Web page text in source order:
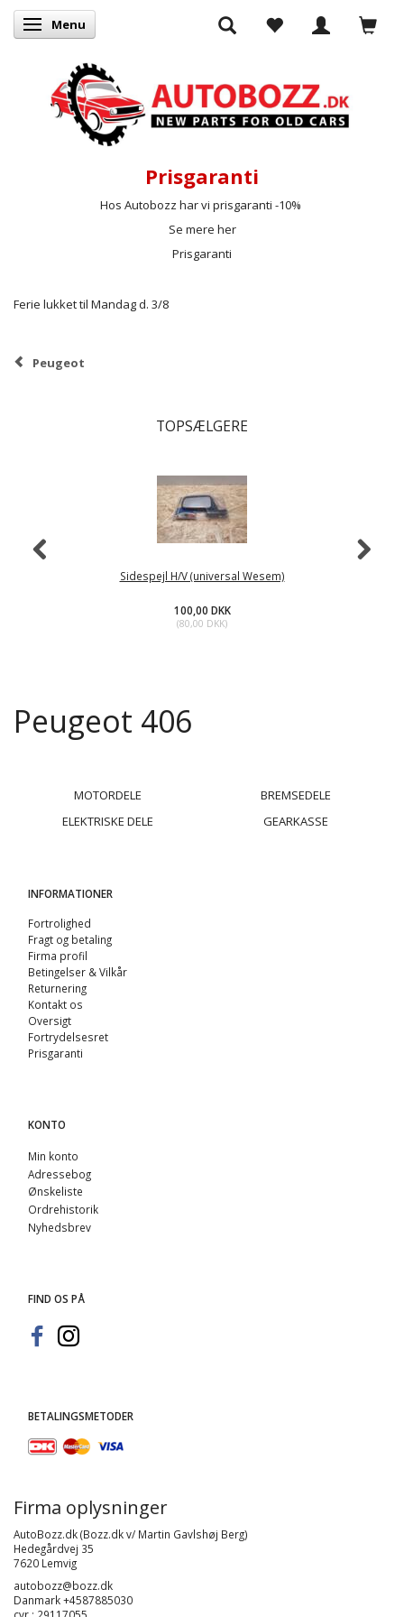
Skifte navigation
Menu
Prisgaranti
Hos Autobozz har vi prisgaranti -10%
Se mere her
Prisgaranti
Ferie lukket til Mandag d. 3/8
Peugeot
TOPSÆLGERE
Sidespejl H/V (universal Wesem)
100,00 DKK
(80,00 DKK)
Peugeot 406
MOTORDELE
BREMSEDELE
ELEKTRISKE DELE
GEARKASSE
INFORMATIONER
Fortrolighed
Fragt og betaling
Firma profil
Betingelser & Vilkår
Returnering
Kontakt os
Oversigt
Fortrydelsesret
Prisgaranti
KONTO
Min konto
Adressebog
Ønskeliste
Ordrehistorik
Nyhedsbrev
FIND OS PÅ
BETALINGSMETODER
Firma oplysninger
AutoBozz.dk (Bozz.dk v/ Martin Gavlshøj Berg)
Hedegårdvej 35
7620 Lemvig
autobozz@bozz.dk
Danmark +4587885030